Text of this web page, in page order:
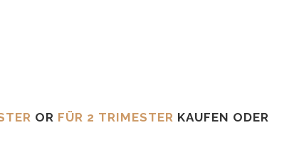
OR FÜR 2 TRIMESTER KAUFEN ODER